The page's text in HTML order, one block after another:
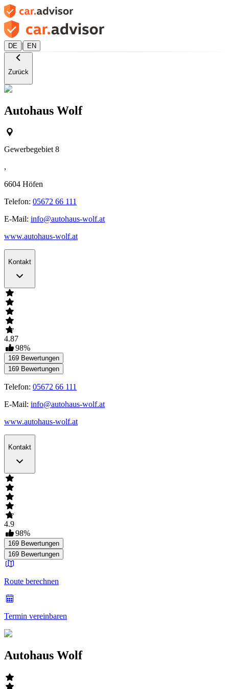
DE | EN
Zurück
Autohaus Wolf
Gewerbegebiet 8
,
6604 Höfen
Telefon: 05672 66 111
E-Mail: info@autohaus-wolf.at
www.autohaus-wolf.at
Kontakt
4.87
98%
169 Bewertungen
169 Bewertungen
Telefon: 05672 66 111
E-Mail: info@autohaus-wolf.at
www.autohaus-wolf.at
Kontakt
4.9
98%
169 Bewertungen
169 Bewertungen
Route berechnen
Termin vereinbaren
Autohaus Wolf